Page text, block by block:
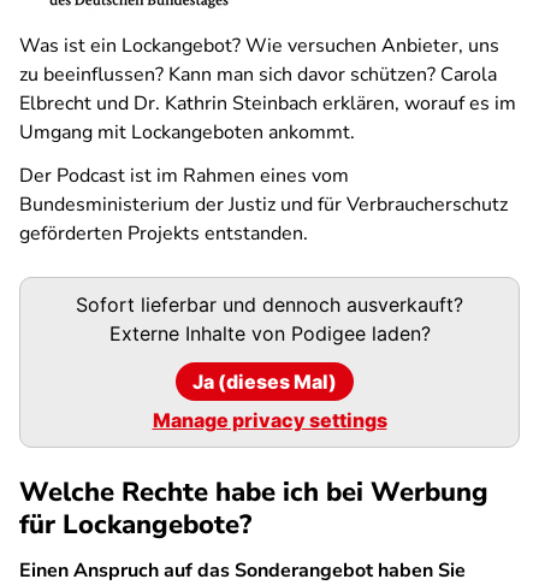
Was ist ein Lockangebot? Wie versuchen Anbieter, uns
zu beeinflussen? Kann man sich davor schützen? Carola
Elbrecht und Dr. Kathrin Steinbach erklären, worauf es im
Umgang mit Lockangeboten ankommt.
Der Podcast ist im Rahmen eines vom
Bundesministerium der Justiz und für Verbraucherschutz
geförderten Projekts entstanden.
Podigee-Sofort lieferbar und dennoch ausverkauft?
Externe Inhalte von Podigeeladen?
Ja (dieses Mal)
Manage privacy settings
Welche Rechte habe ich bei Werbung
für Lockangebote?
Einen Anspruch auf das Sonderangebot haben Sie